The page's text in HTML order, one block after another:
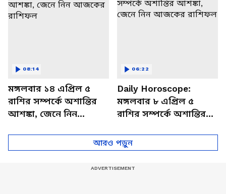
মঙ্গলবার ১৪ এপ্রিল ৫
রাশির সম্পর্কে অশান্তির
আশঙ্কা, জেনে নিন
08:14
Daily Horoscope:
মঙ্গলবার ৮ এপ্রিল ৫
রাশির সম্পর্কে অশান্তির
আজকের রাশিফল
06:22
আরও পড়ুন